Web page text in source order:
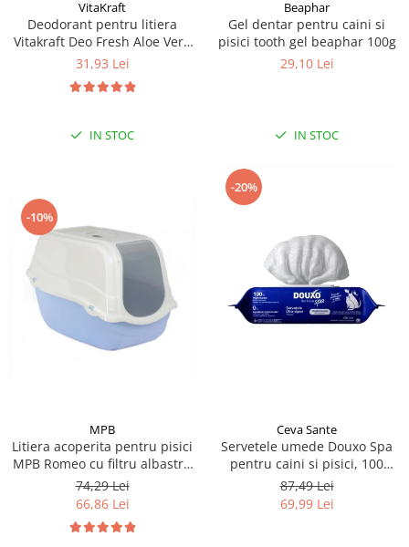
VitaKraft
Deodorant pentru litiera
Vitakraft Deo Fresh Aloe Vera
720g
31,93 Lei
IN STOC
Beaphar
Gel dentar pentru caini si
pisici tooth gel beaphar 100g
29,10 Lei
IN STOC
-10%
MPB
Litiera acoperita pentru pisici
MPB Romeo cu filtru albastru
deschis 57x39x41(h)cm
74,29 Lei
66,86 Lei
-20%
Ceva Sante
Servetele umede Douxo Spa
pentru caini si pisici, 100
bucati, Ceva Sante
87,49 Lei
69,99 Lei